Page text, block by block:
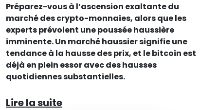
Préparez-vous à l’ascension exaltante du
marché des crypto-monnaies, alors que les
experts prévoient une poussée haussière
imminente. Un marché haussier signifie une
tendance à la hausse des prix, et le bitcoin est
déjà en plein essor avec des hausses
quotidiennes substantielles.
Lire la suite